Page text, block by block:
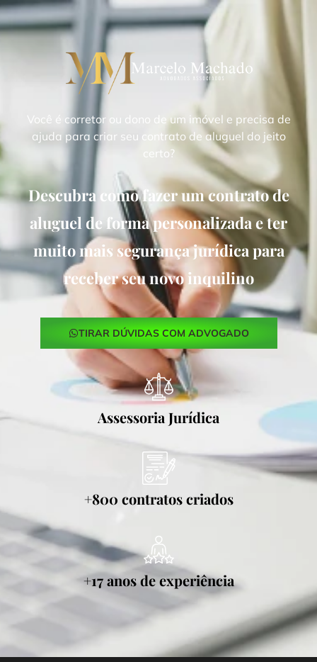
Você é corretor ou dono de um imóvel e precisa de
ajuda para criar seu contrato de aluguel do jeito
certo?
Descubra como fazer um contrato de
aluguel de forma personalizada e ter
muito mais segurança jurídica para
receber seu novo inquilino
TIRAR DÚVIDAS COM ADVOGADO
Assessoria Jurídica
+800 contratos criados
+17 anos de experiência